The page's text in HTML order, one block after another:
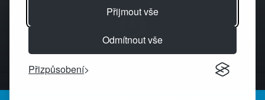
Přijmout vše
Odmítnout vše
Přizpůsobení